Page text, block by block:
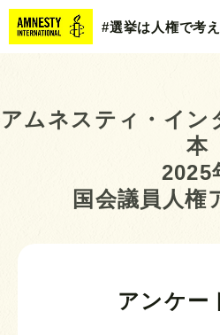
#選挙は人権で考
アムネスティ・イン
本
2025
国会議員人権
アンケー